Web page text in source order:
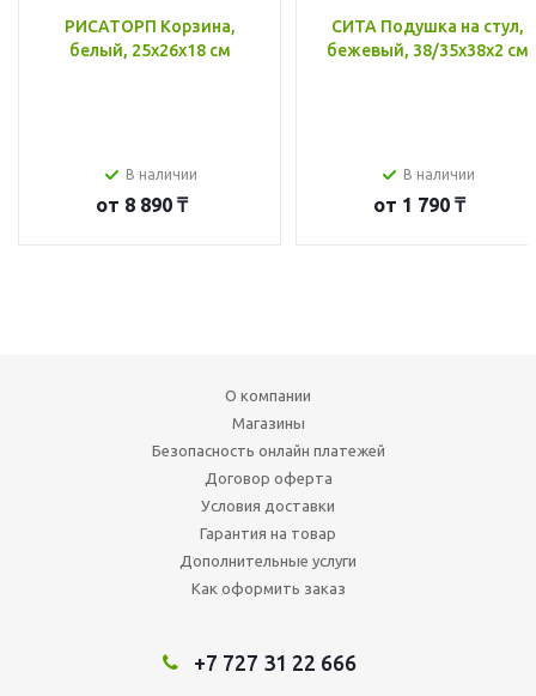
РИСАТОРП Корзина,
белый, 25x26x18 см
В наличии
от 8 890 ₸
СИТА Подушка на стул,
бежевый, 38/35x38x2 см
В наличии
от 1 790 ₸
О компании
Магазины
Безопасность онлайн платежей
Договор оферта
Условия доставки
Гарантия на товар
Дополнительные услуги
Как оформить заказ
+7 727 31 22 666